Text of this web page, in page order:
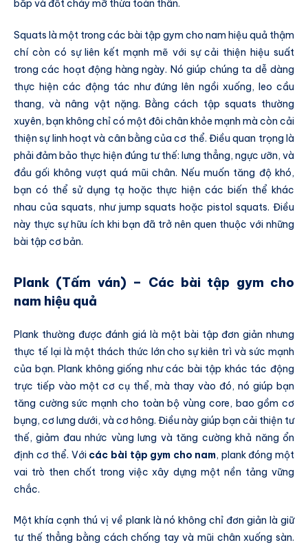
bắp và đốt cháy mỡ thừa toàn thân.
Squats là một trong các bài tập gym cho nam hiệu quả thậm
chí còn có sự liên kết mạnh mẽ với sự cải thiện hiệu suất
trong các hoạt động hàng ngày. Nó giúp chúng ta dễ dàng
thực hiện các động tác như đứng lên ngồi xuống, leo cầu
thang, và nâng vật nặng. Bằng cách tập squats thường
xuyên, bạn không chỉ có một đôi chân khỏe mạnh mà còn cải
thiện sự linh hoạt và cân bằng của cơ thể. Điều quan trọng là
phải đảm bảo thực hiện đúng tư thế: lưng thẳng, ngực ưỡn, và
đầu gối không vượt quá mũi chân. Nếu muốn tăng độ khó,
bạn có thể sử dụng tạ hoặc thực hiện các biến thể khác
nhau của squats, như jump squats hoặc pistol squats. Điều
này thực sự hữu ích khi bạn đã trở nên quen thuộc với những
bài tập cơ bản.
Plank (Tấm ván) – Các bài tập gym cho
nam hiệu quả
Plank thường được đánh giá là một bài tập đơn giản nhưng
thực tế lại là một thách thức lớn cho sự kiên trì và sức mạnh
của bạn. Plank không giống như các bài tập khác tác động
trực tiếp vào một cơ cụ thể, mà thay vào đó, nó giúp bạn
tăng cường sức mạnh cho toàn bộ vùng core, bao gồm cơ
bụng, cơ lưng dưới, và cơ hông. Điều này giúp bạn cải thiện tư
thế, giảm đau nhức vùng lưng và tăng cường khả năng ổn
định cơ thể. Với các bài tập gym cho nam, plank đóng một
vai trò then chốt trong việc xây dựng một nền tảng vững
chắc.
Một khía cạnh thú vị về plank là nó không chỉ đơn giản là giữ
tư thế thẳng bằng cách chống tay và mũi chân xuống sàn.